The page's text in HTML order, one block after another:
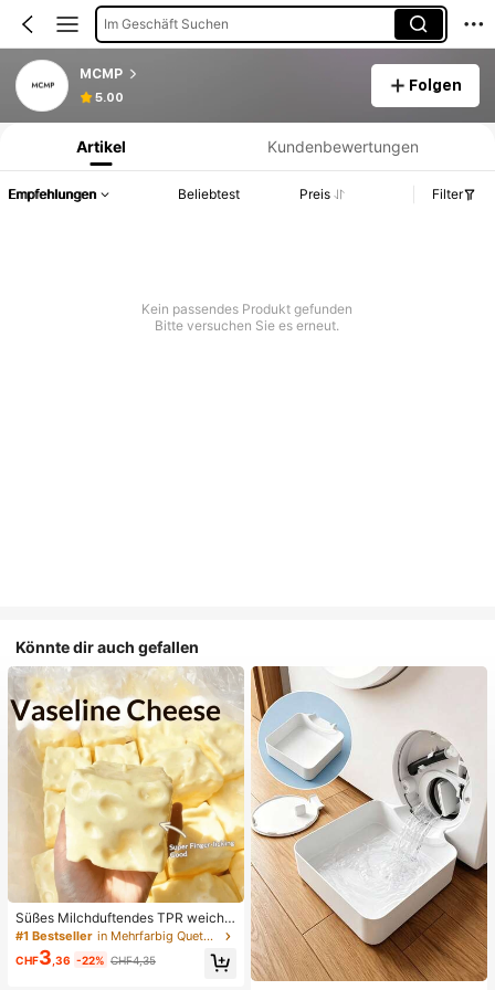
Im Geschäft Suchen
MCMP
5.00
Folgen
Produktinformation: Preisangabe, Verkaufs- und Lagerbestandsdetails.
Artikel Kundenbewertungen
Empfehlungen Beliebtest Preis Filter
Kein passendes Produkt gefunden
Bitte versuchen Sie es erneut.
Könnte dir auch gefallen
Süßes Milchduftendes TPR weiche
s quetschbares Dumpling-förmiges
Stressabbau-Spielzeug, 5cm niedli
ches lustiges Quetsch-Stressabbau
#1 Bestseller in Mehrfarbig Quetschspielzeug für Teenager
CHF3 ,36 -22% CHF4,35